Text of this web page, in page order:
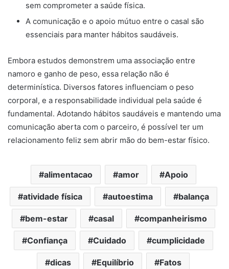
sem comprometer a saúde física.
A comunicação e o apoio mútuo entre o casal são
essenciais para manter hábitos saudáveis.
Embora estudos demonstrem uma associação entre
namoro e ganho de peso, essa relação não é
determinística. Diversos fatores influenciam o peso
corporal, e a responsabilidade individual pela saúde é
fundamental. Adotando hábitos saudáveis e mantendo uma
comunicação aberta com o parceiro, é possível ter um
relacionamento feliz sem abrir mão do bem-estar físico.
alimentacao amor Apoio
atividade física autoestima balança
bem-estar casal companheirismo
Confiança Cuidado cumplicidade
dicas Equilíbrio Fatos